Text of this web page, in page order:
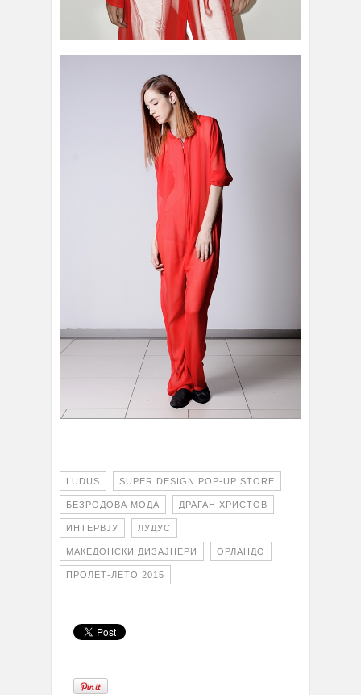
LUDUS SUPER DESIGN POP-UP STORE
БЕЗРОДОВА МОДА ДРАГАН ХРИСТОВ
ИНТЕРВЈУ ЛУДУС
МАКЕДОНСКИ ДИЗАЈНЕРИ ОРЛАНДО
ПРОЛЕТ-ЛЕТО 2015